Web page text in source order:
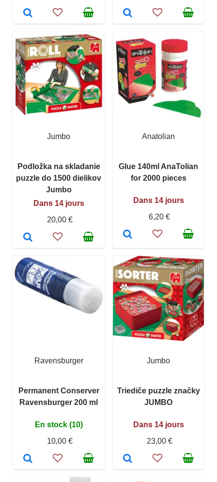
Jumbo
Podložka na skladanie
puzzle do 1500 dielikov
Jumbo
Dans 14 jours
20,00 €
Anatolian
Glue 140ml AnaTolian
for 2000 pieces
Dans 14 jours
6,20 €
Ravensburger
Permanent Conserver
Ravensburger 200 ml
En stock (10)
10,00 €
Jumbo
Triediče puzzle značky
JUMBO
Dans 14 jours
23,00 €